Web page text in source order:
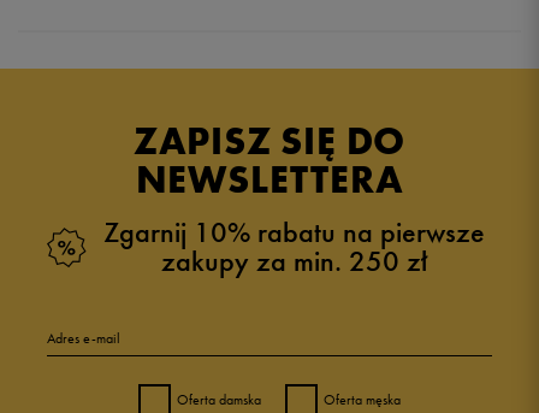
ZAPISZ SIĘ DO
NEWSLETTERA
Zgarnij 10% rabatu na pierwsze
zakupy za min. 250 zł
Adres e-mail
Oferta damska Oferta męska